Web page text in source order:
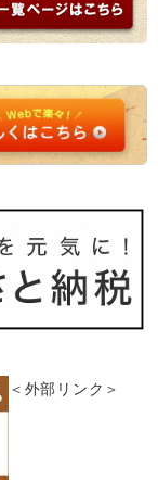
＜外部リンク＞